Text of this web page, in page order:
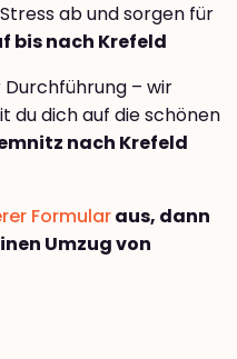
ab und sorgen für
bis nach Krefeld
– wir
du dich auf die schönen
nach Krefeld
Formularaus, dann
Umzug von